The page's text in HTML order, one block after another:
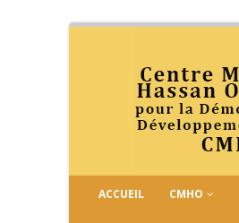
ACCUEIL CMHO